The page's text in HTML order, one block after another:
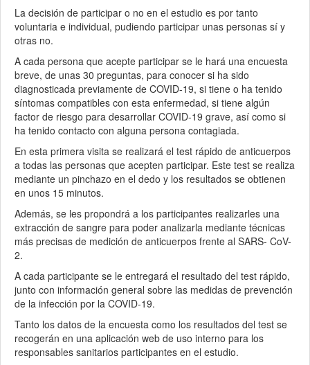
La decisión de participar o no en el estudio es por tanto
voluntaria e individual, pudiendo participar unas personas sí y
otras no.
A cada persona que acepte participar se le hará una encuesta
breve, de unas 30 preguntas, para conocer si ha sido
diagnosticada previamente de COVID-19, si tiene o ha tenido
síntomas compatibles con esta enfermedad, si tiene algún
factor de riesgo para desarrollar COVID-19 grave, así como si
ha tenido contacto con alguna persona contagiada.
En esta primera visita se realizará el test rápido de anticuerpos
a todas las personas que acepten participar. Este test se realiza
mediante un pinchazo en el dedo y los resultados se obtienen
en unos 15 minutos.
Además, se les propondrá a los participantes realizarles una
extracción de sangre para poder analizarla mediante técnicas
más precisas de medición de anticuerpos frente al SARS- CoV-
2.
A cada participante se le entregará el resultado del test rápido,
junto con información general sobre las medidas de prevención
de la infección por la COVID-19.
Tanto los datos de la encuesta como los resultados del test se
recogerán en una aplicación web de uso interno para los
responsables sanitarios participantes en el estudio.